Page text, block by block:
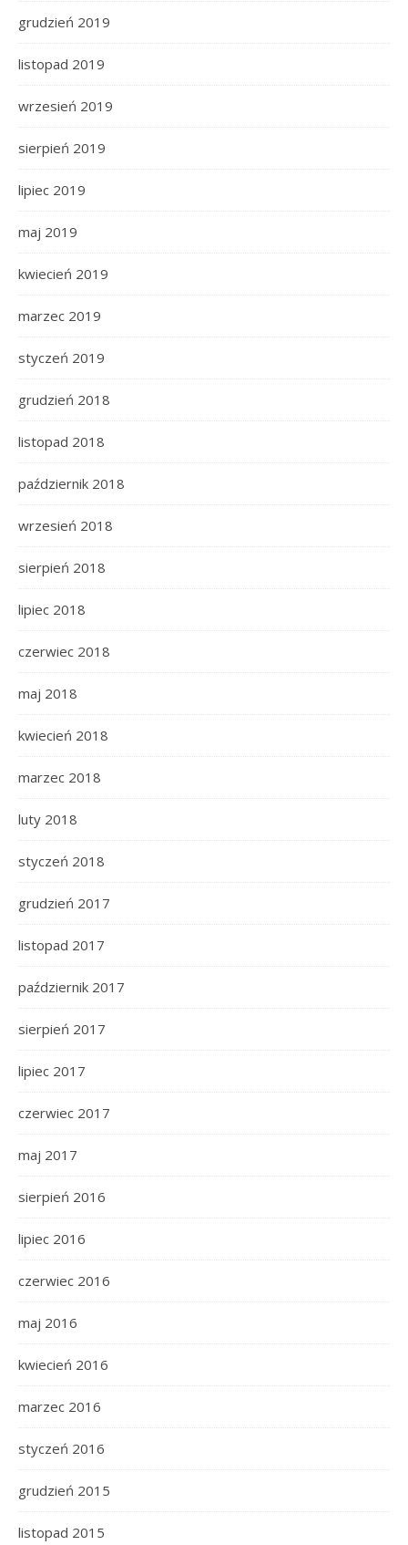
grudzień 2019
listopad 2019
wrzesień 2019
sierpień 2019
lipiec 2019
maj 2019
kwiecień 2019
marzec 2019
styczeń 2019
grudzień 2018
listopad 2018
październik 2018
wrzesień 2018
sierpień 2018
lipiec 2018
czerwiec 2018
maj 2018
kwiecień 2018
marzec 2018
luty 2018
styczeń 2018
grudzień 2017
listopad 2017
październik 2017
sierpień 2017
lipiec 2017
czerwiec 2017
maj 2017
sierpień 2016
lipiec 2016
czerwiec 2016
maj 2016
kwiecień 2016
marzec 2016
styczeń 2016
grudzień 2015
listopad 2015